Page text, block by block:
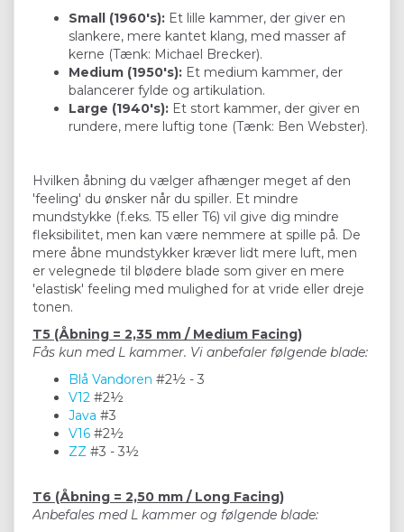
Small (1960's): Et lille kammer, der giver en
slankere, mere kantet klang, med masser af
kerne (Tænk: Michael Brecker).
Medium (1950's): Et medium kammer, der
balancerer fylde og artikulation.
Large (1940's): Et stort kammer, der giver en
rundere, mere luftig tone (Tænk: Ben Webster).
Hvilken åbning du vælger afhænger meget af den
'feeling' du ønsker når du spiller. Et mindre
mundstykke (f.eks. T5 eller T6) vil give dig mindre
fleksibilitet, men kan være nemmere at spille på. De
mere åbne mundstykker kræver lidt mere luft, men
er velegnede til blødere blade som giver en mere
'elastisk' feeling med mulighed for at vride eller dreje
tonen.
T5 (Åbning = 2,35 mm / Medium Facing)
Fås kun med L kammer. Vi anbefaler følgende blade:
Blå Vandoren #2½ - 3
V12 #2½
Java #3
V16 #2½
ZZ #3 - 3½
T6 (Åbning = 2,50 mm / Long Facing)
Anbefales med L kammer og følgende blade: